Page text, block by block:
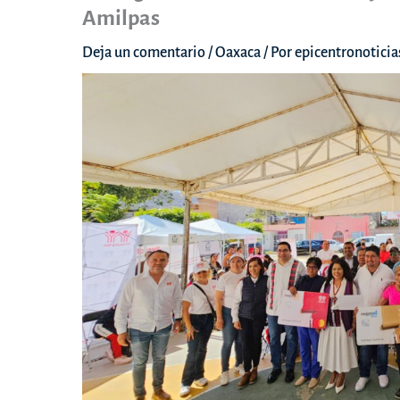
Amilpas
Deja un comentario/Oaxaca/ Por